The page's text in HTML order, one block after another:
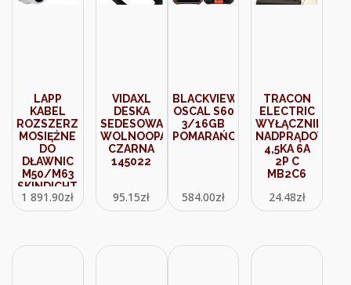
LAPP
KABEL
ROZSZERZENIE
MOSIĘŻNE
DO
DŁAWNIC
M50/M63
SKINDICHT
ME-M
50X1.5/63X1.5
1 891.90zł
VIDAXL
DESKA
SEDESOWA
WOLNOOPADAJĄCA
CZARNA
145022
95.15zł
BLACKVIEW
OSCAL S60
3/16GB
POMARAŃCZOWY
584.00zł
TRACON
ELECTRIC
WYŁĄCZNIK
NADPRĄDOWY
4,5KA 6A
2P C
MB2C6
24.48zł